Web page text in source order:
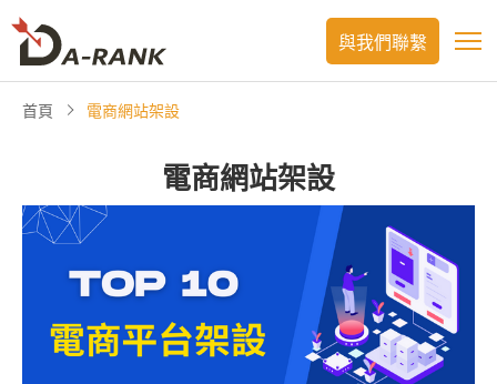
與我們聯繫
首頁 電商網站架設
電商網站架設